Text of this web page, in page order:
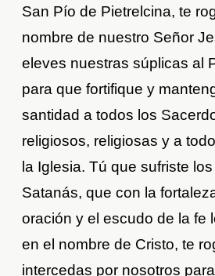
San Pío de Pietrelcina, te
nombre de nuestro Señor
eleves nuestras súplicas al
para que fortifique y
santidad a todos los
religiosos, religiosas y a
la Iglesia. Tú que sufriste
Satanás, que con la
oración y el escudo de la fe
en el nombre de Cristo, te
intercedas por nosotros